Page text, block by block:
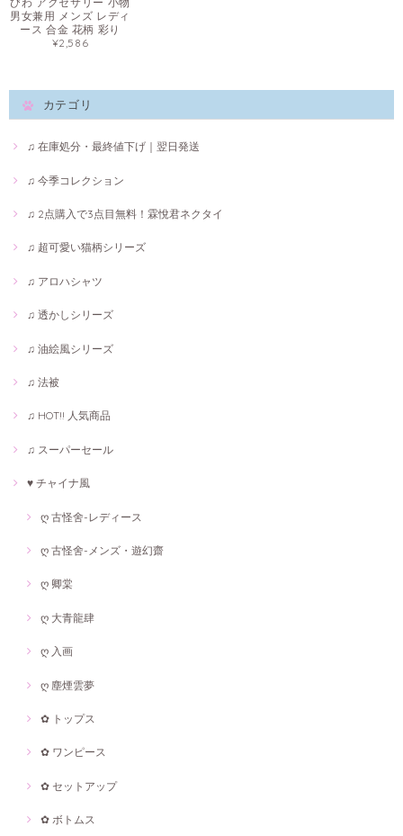
男女兼用 メンズ レディ
ース 合金 花柄 彩り
¥2,586
カテゴリ
♫ 在庫処分・最終値下げ｜翌日発送
♫ 今季コレクション
♫ 2点購入で3点目無料！霖悅君ネクタイ
♫ 超可愛い猫柄シリーズ
♫ アロハシャツ
♫ 透かしシリーズ
♫ 油絵風シリーズ
♫ 法被
♫ HOT!! 人気商品
♫ スーパーセール
♥ チャイナ風
ღ 古怪舍-レディース
ღ 古怪舍-メンズ・遊幻齋
ღ 卿棠
ღ 大青龍肆
ღ 入画
ღ 塵煙雲夢
✿ トップス
✿ ワンピース
✿ セットアップ
✿ ボトムス